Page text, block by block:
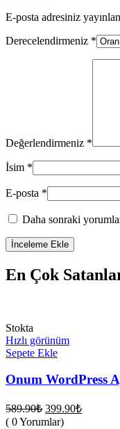
E-posta adresiniz
Derecelendirmeniz *
Değerlendirmeniz *
İsim *
E-posta *
Daha sonraki
En Çok
Stokta
Hızlı görünüm
Sepete Ekle
Onum WordPress
589.90₺ Orijinal
fiyat:
399.90₺Şu
( 0 Yorumlar)